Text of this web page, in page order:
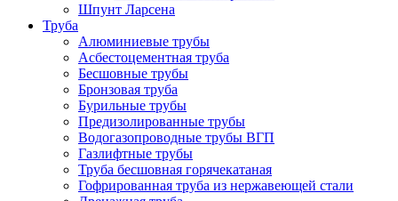
Шпунт Ларсена
Труба
Алюминиевые трубы
Асбестоцементная труба
Бесшовные трубы
Бронзовая труба
Бурильные трубы
Предизолированные трубы
Водогазопроводные трубы ВГП
Газлифтные трубы
Труба бесшовная горячекатаная
Гофрированная труба из нержавеющей стали